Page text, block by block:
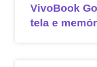
VivoBook
tela e